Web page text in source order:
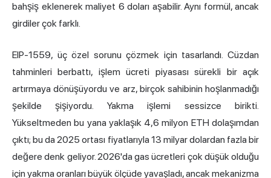
bahşiş eklenerek maliyet 6 doları aşabilir. Aynı formül, ancak
girdiler çok farklı.
EIP-1559, üç özel sorunu çözmek için tasarlandı. Cüzdan
tahminleri berbattı, işlem ücreti piyasası sürekli bir açık
artırmaya dönüşüyordu ve arz, birçok sahibinin hoşlanmadığı
şekilde şişiyordu. Yakma işlemi sessizce birikti.
Yükseltmeden bu yana yaklaşık 4,6 milyon ETH dolaşımdan
çıktı; bu da 2025 ortası fiyatlarıyla 13 milyar dolardan fazla bir
değere denk geliyor. 2026'da gas ücretleri çok düşük olduğu
için yakma oranları büyük ölçüde yavaşladı, ancak mekanizma